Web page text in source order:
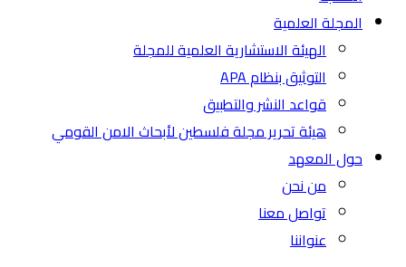
المجلة العلمية
الهيئة الاستشارية العلمية للمجلة
التوثيق بنظام APA
قواعد النشر والتطبيق
هيئة تحرير مجلة فلسطين لأبحاث الامن القومي
حول المعهد
من نحن
تواصل معنا
عنواننا